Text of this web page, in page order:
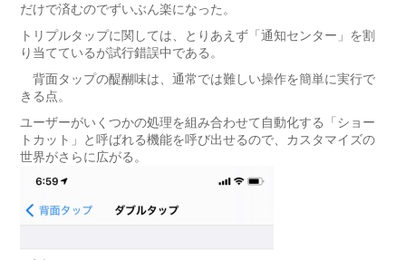
だけで済むのでずいぶん楽になった。
トリプルタップに関しては、とりあえず「通知センター」を割
り当てているが試行錯誤中である。
背面タップの醍醐味は、通常では難しい操作を簡単に実行で
きる点。
ユーザーがいくつかの処理を組み合わせて自動化する「ショー
トカット」と呼ばれる機能を呼び出せるので、カスタマイズの
世界がさらに広がる。